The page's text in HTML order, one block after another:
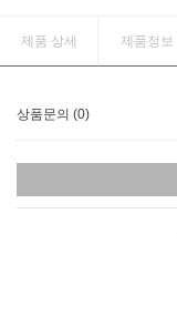
제품 상세 제품정보
상품문의 (0)